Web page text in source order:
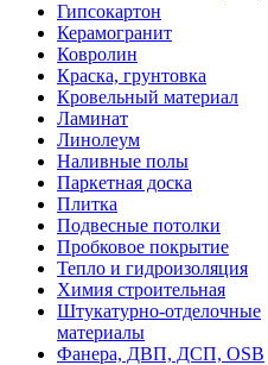
Гипсокартон
Керамогранит
Ковролин
Краска, грунтовка
Кровельный материал
Ламинат
Линолеум
Наливные полы
Паркетная доска
Плитка
Подвесные потолки
Пробковое покрытие
Тепло и гидроизоляция
Химия строительная
Штукатурно-отделочные
материалы
Фанера, ДВП, ДСП, OSB